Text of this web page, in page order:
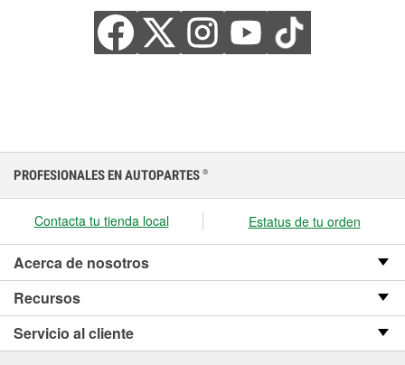
PROFESIONALES EN AUTOPARTES ®
Contacta tu tienda local Estatus de tu orden
Acerca de nosotros
Recursos
Servicio al cliente